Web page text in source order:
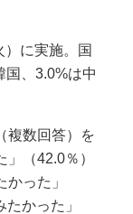
に実施。国
国、3.0%は中
複数回答）を
（42.0％）
った」
かった」